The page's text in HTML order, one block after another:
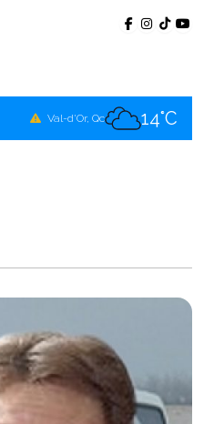
Val-d'Or, Qc 14°C